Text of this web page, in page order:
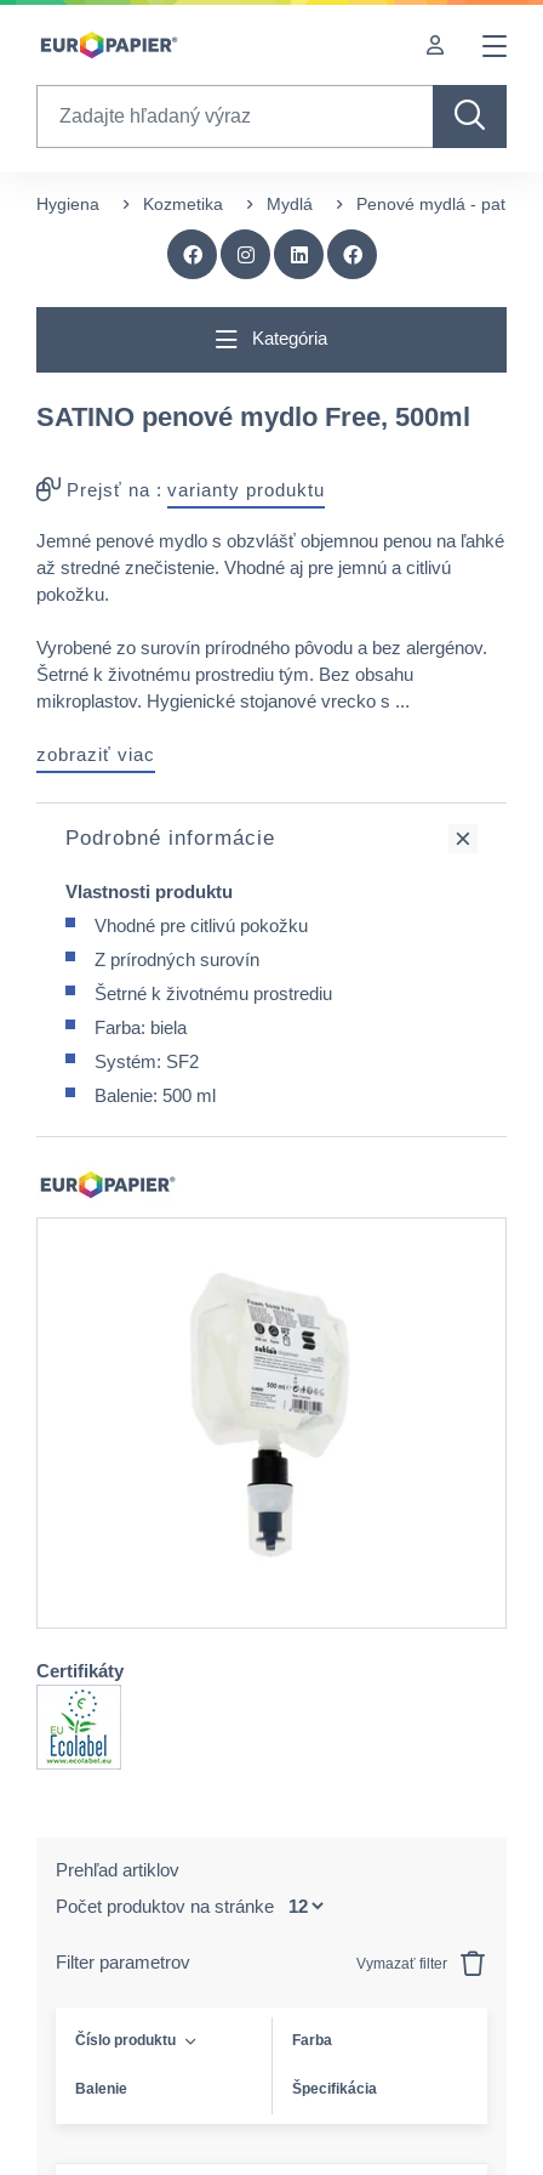
Table Of Content
Zaujímavé produkty pre Vás
Hygiena Kozmetika Mydlá Penové mydlá - patróny
Kategória
SATINO penové mydlo Free, 500ml
Prejsť na : varianty produktu
Jemné penové mydlo s obzvlášť objemnou penou na ľahké
až stredné znečistenie. Vhodné aj pre jemnú a citlivú
pokožku.
Vyrobené zo surovín prírodného pôvodu a bez alergénov.
Šetrné k životnému prostrediu tým. Bez obsahu
mikroplastov. Hygienické stojanové vrecko s ...
zobraziť viac
Podrobné informácie
Vlastnosti produktu
Vhodné pre citlivú pokožku
Z prírodných surovín
Šetrné k životnému prostrediu
Farba: biela
Systém: SF2
Balenie: 500 ml
Certifikáty
Prehľad artiklov
Počet produktov na stránke
Filter parametrov Vymazať filter
Číslo produktu Farba
Balenie Špecifikácia